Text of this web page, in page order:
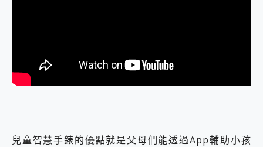
兒童智慧手錶的優點就是父母們能透過App輔助小孩